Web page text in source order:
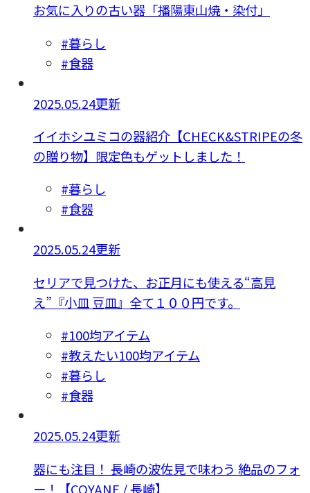
お気に入りの古い器「播陽東山焼・染付」
#暮らし
#食器
2025.05.24更新
イイホシユミコの器紹介【CHECK&STRIPEの冬
の贈り物】限定色もゲットしました！
#暮らし
#食器
2025.05.24更新
セリアで見つけた、お正月にも使える“高見
え”『小皿 豆皿』全て１００円です。
#100均アイテム
#教えたい100均アイテム
#暮らし
#食器
2025.05.24更新
器にも注目！ 長崎の波佐見で味わう 絶品のフォ
ー！【COYANE / 長崎】